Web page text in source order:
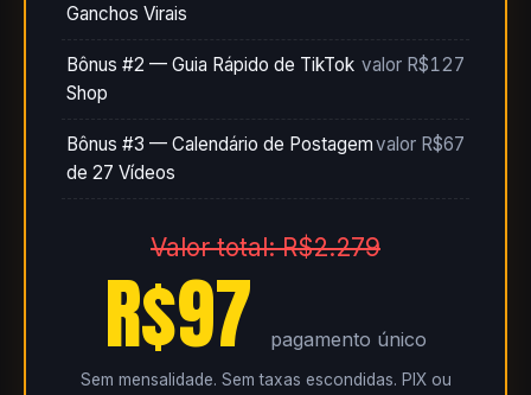
Ganchos Virais
Bônus #2 — Guia Rápido de TikTok
Shop
valor R$127
Bônus #3 — Calendário de Postagem
de 27 Vídeos
valor R$67
Valor total: R$2.279
R$97 pagamento único
Sem mensalidade. Sem taxas escondidas. PIX ou